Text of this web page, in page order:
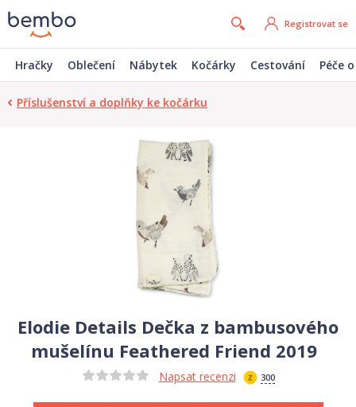
Registrovat se
Hračky Oblečení Nábytek Kočárky Cestování Péče
Příslušenství a doplňky ke kočárku
Elodie Details Dečka z bambusového
mušelínu Feathered Friend 2019
Napsat recenzi 300